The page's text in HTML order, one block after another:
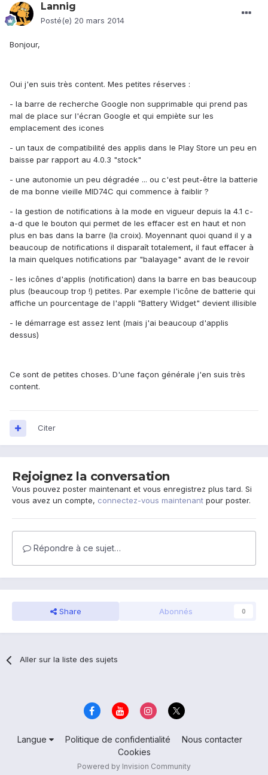
Lannig
Posté(e) 20 mars 2014
Bonjour,
Oui j'en suis très content. Mes petites réserves :
- la barre de recherche Google non supprimable qui prend pas
mal de place sur l'écran Google et qui empiète sur les
emplacement des icones
- un taux de compatibilité des applis dans le Play Store un peu en
baisse par rapport au 4.0.3 "stock"
- une autonomie un peu dégradée ... ou c'est peut-être la batterie
de ma bonne vieille MID74C qui commence à faiblir ?
- la gestion de notifications à la mode en vigueur depuis la 4.1 c-
a-d que le bouton qui permet de les effacer est en haut et non
plus en bas dans la barre (la croix). Moyennant quoi quand il y a
beaucoup de notifications il disparaît totalement, il faut effacer à
la main quelques notifications par "balayage" avant de le revoir
- les icônes d'applis (notification) dans la barre en bas beaucoup
plus (beaucoup trop !) petites. Par exemple l'icône de batterie qui
affiche un pourcentage de l'appli "Battery Widget" devient illisible
- le démarrage est assez lent (mais j'ai beaucoup d'applis
dessus)
Ce sont de petites choses. D'une façon générale j'en suis très
content.
Citer
Rejoignez la conversation
Vous pouvez poster maintenant et vous enregistrez plus tard. Si
vous avez un compte, connectez-vous maintenant pour poster.
Répondre à ce sujet…
Share Abonnés 0
Aller sur la liste des sujets
Langue Politique de confidentialité
Nous contacter
Cookies
Powered by Invision Community